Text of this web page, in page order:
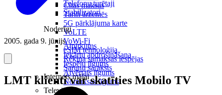
Citas maksas
Tarifi ārzemēs
5G pārklājuma karte
VoLTE
VoWi-Fi
eSIM tehnoloģija
Rēķina samaksas iespējas
Sarunu saraksts
Internets mājai
Telefonu turētaji
Stabilizatori
Noderīgi
Atpirkums
Iekārtu apdrošināšana
Iespēju līgums
Atvērtais līgums
Nomaksas līgums
Televizori
2005. gada 9. jūnijs
LMT klienti var skatīties Mobilo TV